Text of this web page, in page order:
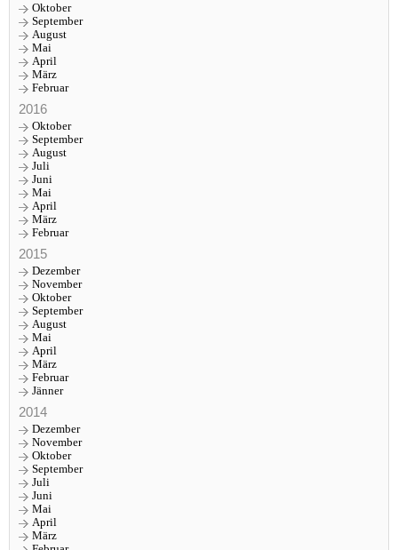
Oktober
September
August
Mai
April
März
Februar
2016
Oktober
September
August
Juli
Juni
Mai
April
März
Februar
2015
Dezember
November
Oktober
September
August
Mai
April
März
Februar
Jänner
2014
Dezember
November
Oktober
September
Juli
Juni
Mai
April
März